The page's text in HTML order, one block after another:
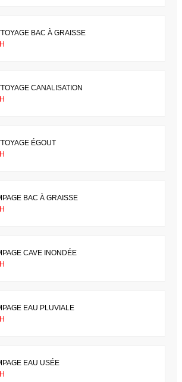
BAC À GRAISSE
CANALISATION
ÉGOUT
BAC À GRAISSE
CAVE INONDÉE
EAU PLUVIALE
EAU USÉE